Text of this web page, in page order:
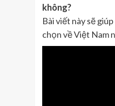
không?
Bài viết này sẽ
chọn về Việt Nam